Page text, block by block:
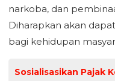
narkoba, dan
Diharapkan akan
bagi kehidupan
Sosialisasikan Pajak